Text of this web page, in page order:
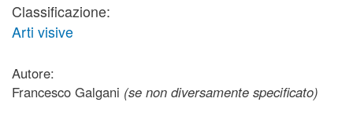
Classificazione:
Arti visive
Autore:
Francesco Galgani (se non diversamente specificato)